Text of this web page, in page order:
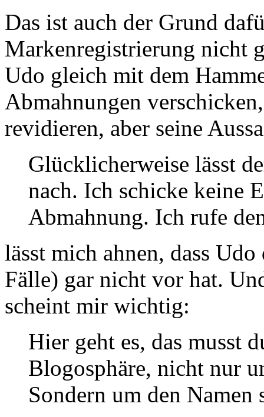
Das ist auch der Grund
Markenregistrierung nicht
Udo gleich mit dem
Abmahnungen
revidieren, aber seine
Glücklicherweise lässt
nach. Ich schicke keine
Abmahnung. Ich rufe
lässt mich ahnen, dass
Fälle) gar nicht vor hat.
scheint mir wichtig:
Hier geht es, das musst
Blogosphäre, nicht nur
Sondern um den